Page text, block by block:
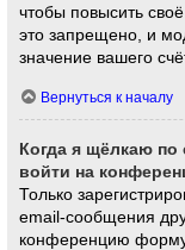
чтобы повысить
это запрещено, и
значение вашего
Вернуться к началу
Когда я щёлкаю по
войти на
Только
email-сообщения
конференцию